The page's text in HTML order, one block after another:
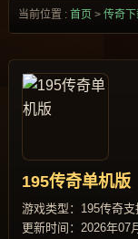
当前位置 : 首页 > 传奇
195传奇单机版
游戏类型：195传奇
更新时间：2026年07